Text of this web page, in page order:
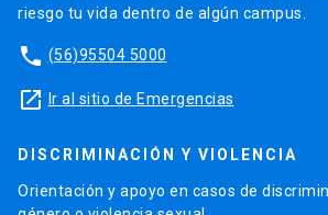
riesgo tu vida dentro de algún campus.
phone (56)95504 5000
launch Ir al sitio de Emergencias
DISCRIMINACIÓN Y VIOLENCIA
Orientación y apoyo en casos de